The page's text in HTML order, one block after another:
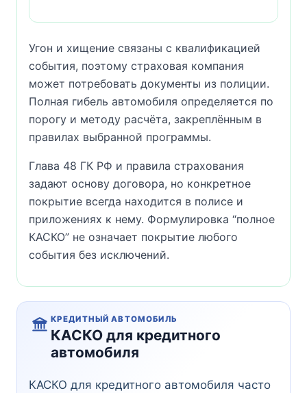
Угон и хищение связаны с квалификацией
события, поэтому страховая компания
может потребовать документы из полиции.
Полная гибель автомобиля определяется по
порогу и методу расчёта, закреплённым в
правилах выбранной программы.
Глава 48 ГК РФ и правила страхования
задают основу договора, но конкретное
покрытие всегда находится в полисе и
приложениях к нему. Формулировка “полное
КАСКО” не означает покрытие любого
события без исключений.
КРЕДИТНЫЙ АВТОМОБИЛЬ
КАСКО для кредитного
автомобиля
КАСКО для кредитного автомобиля часто